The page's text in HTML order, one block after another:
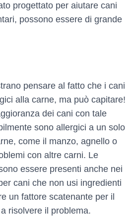
progettato per aiutare cani
possono essere di grande
pensare al fatto che i cani
alla carne, ma può capitare!
dei cani con tale
sono allergici a un solo
come il manzo, agnello o
con altre carni. Le
essere presenti anche nei
cani che non usi ingredienti
un fattore scatenante per il
risolvere il problema.